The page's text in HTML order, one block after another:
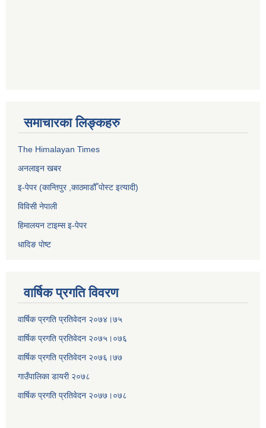
समाचारका लिङ्कहरु
The Himalayan Times
अनलाइन खबर
इ-पेपर (कान्तिपुर ,काठमाडौँ पोस्ट इत्यादी)
विविसी नेपाली
हिमालयन टाइम्स इ-पेपर
धादिङ पाेष्ट
वार्षिक प्रगति विवरण
वार्षिक प्रगति प्रतिवेदन २०७४।७५
वार्षिक प्रगति प्रतिवेदन २०७५।०७६
वार्षिक प्रगति प्रतिवेदन २०७६।७७
गाउँपालिका डायरी २०७८
वार्षिक प्रगति प्रतिवेदन २०७७।०७८